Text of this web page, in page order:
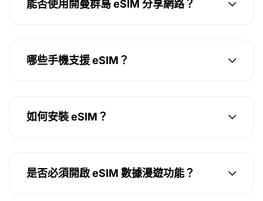
能否使用開曼群島 eSIM 分享網路？
哪些手機支援 eSIM？
如何安裝 eSIM？
是否必須開啟 eSIM 數據漫遊功能？